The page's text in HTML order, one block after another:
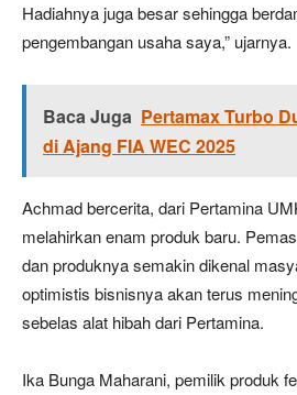
Hadiahnya juga besar sehingga
pengembangan usaha saya,” ujarnya.
Baca Juga Pertamax Turbo
di Ajang FIA WEC 2025
Achmad bercerita, dari Pertamina
melahirkan enam produk baru.
dan produknya semakin dikenal
optimistis bisnisnya akan terus
sebelas alat hibah dari Pertamina.
Ika Bunga Maharani, pemilik produk